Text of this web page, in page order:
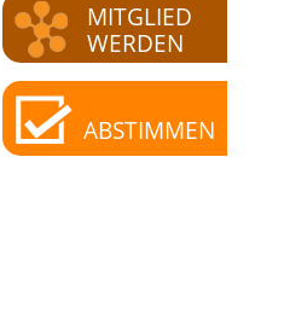
MITGLIED
WERDEN
ABSTIMMEN